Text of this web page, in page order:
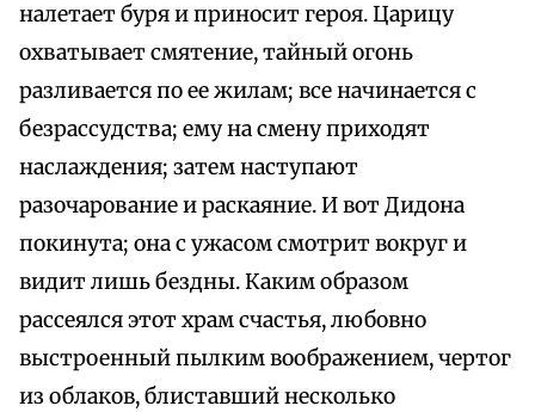
налетает буря и приносит героя. Царицу
охватывает смятение, тайный огонь
разливается по ее жилам; все начинается с
безрассудства; ему на смену приходят
наслаждения; затем наступают
разочарование и раскаяние. И вот Дидона
покинута; она с ужасом смотрит вокруг и
видит лишь бездны. Каким образом
рассеялся этот храм счастья, любовно
выстроенный пылким воображением, чертог
из облаков, блиставший несколько